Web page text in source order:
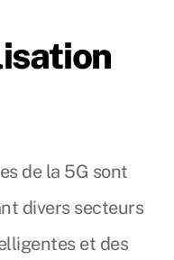
de la 5G sont
divers secteurs
et des